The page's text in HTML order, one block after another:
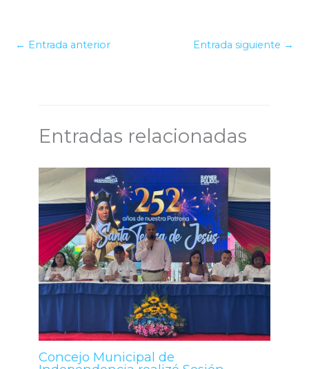
← Entrada anterior Entrada siguiente →
Entradas relacionadas
Concejo Municipal de